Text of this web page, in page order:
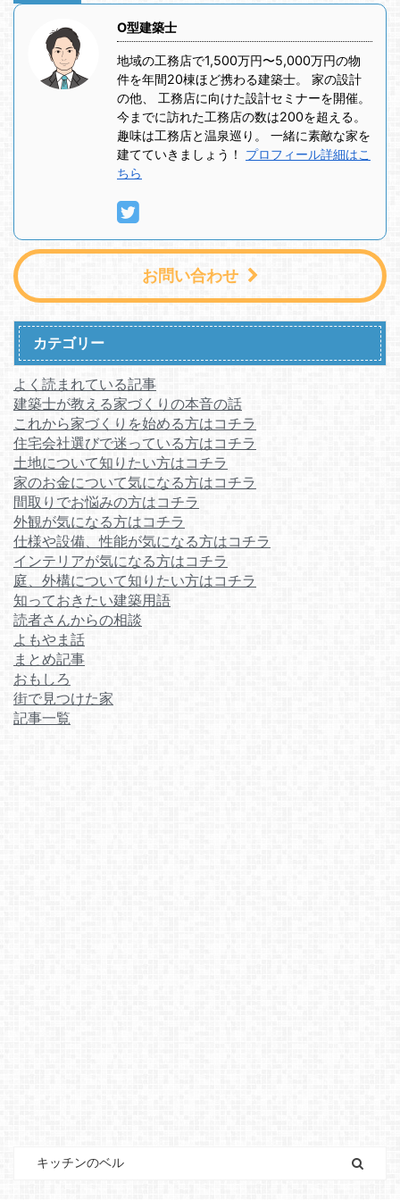
O型建築士
地域の工務店で1,500万円〜5,000万円の物
件を年間20棟ほど携わる建築士。 家の設計
の他、 工務店に向けた設計セミナーを開催。
今までに訪れた工務店の数は200を超える。
趣味は工務店と温泉巡り。 一緒に素敵な家を
建てていきましょう！ プロフィール詳細はこ
ちら
お問い合わせ
カテゴリー
よく読まれている記事
建築士が教える家づくりの本音の話
これから家づくりを始める方はコチラ
住宅会社選びで迷っている方はコチラ
土地について知りたい方はコチラ
家のお金について気になる方はコチラ
間取りでお悩みの方はコチラ
外観が気になる方はコチラ
仕様や設備、性能が気になる方はコチラ
インテリアが気になる方はコチラ
庭、外構について知りたい方はコチラ
知っておきたい建築用語
読者さんからの相談
よもやま話
まとめ記事
おもしろ
街で見つけた家
記事一覧